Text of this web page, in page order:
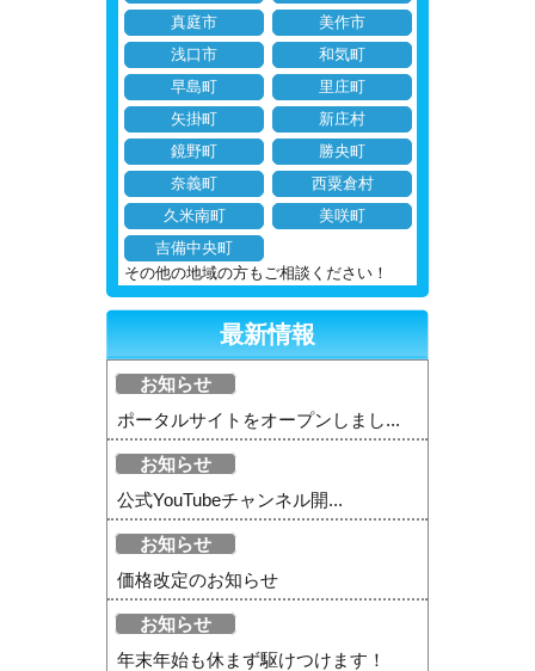
真庭市
美作市
浅口市
和気町
早島町
里庄町
矢掛町
新庄村
鏡野町
勝央町
奈義町
西粟倉村
久米南町
美咲町
吉備中央町
その他の地域の方もご相談ください！
最新情報
お知らせ
ポータルサイトをオープンしまし...
お知らせ
公式YouTubeチャンネル開...
お知らせ
価格改定のお知らせ
お知らせ
年末年始も休まず駆けつけます！